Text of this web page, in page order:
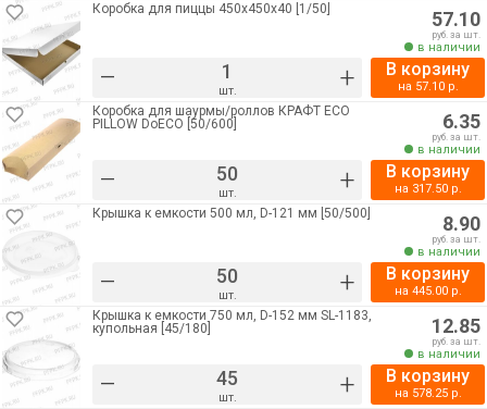
Коробка для пиццы 450х450х40 [1/50]
– шт. +
57.10
руб. за шт.
в наличии
В корзину
на 57.10р.
Коробка для шаурмы/роллов КРАФТ ECO
PILLOW DoECO [50/600]
– шт. +
6.35
руб. за шт.
в наличии
В корзину
на 317.50р.
Крышка к емкости 500 мл, D-121 мм [50/500]
– шт. +
8.90
руб. за шт.
в наличии
В корзину
на 445.00р.
Крышка к емкости 750 мл, D-152 мм SL-1183,
купольная [45/180]
– шт. +
12.85
руб. за шт.
в наличии
В корзину
на 578.25р.